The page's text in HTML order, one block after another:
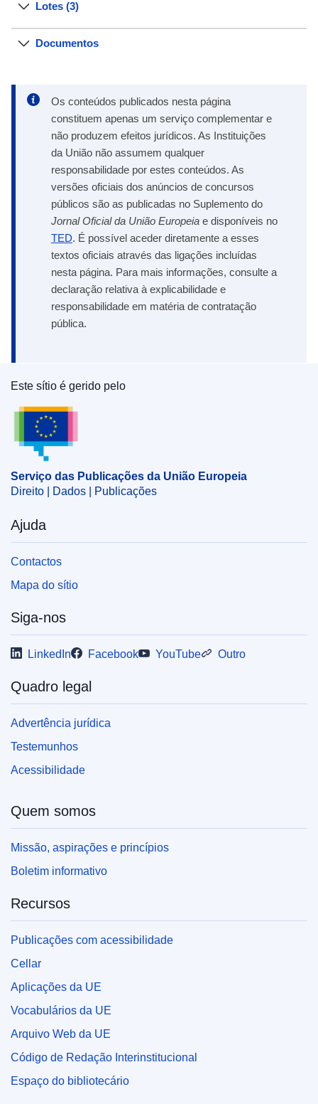
Lotes (3)
Documentos
Os conteúdos publicados nesta página
constituem apenas um serviço complementar e
não produzem efeitos jurídicos. As Instituições
da União não assumem qualquer
responsabilidade por estes conteúdos. As
versões oficiais dos anúncios de concursos
públicos são as publicadas no Suplemento do
Jornal Oficial da União Europeia e disponíveis no
TED. É possível aceder diretamente a esses
textos oficiais através das ligações incluídas
nesta página. Para mais informações, consulte a
declaração relativa à explicabilidade e
responsabilidade em matéria de contratação
pública.
Serviço das Publicações da União Europeia
Este sítio é gerido pelo
Serviço das Publicações da União Europeia
Direito | Dados | Publicações
Ajuda
Contactos
Mapa do sítio
Siga-nos
LinkedIn Facebook YouTube Outro
Quadro legal
Advertência jurídica
Testemunhos
Acessibilidade
Quem somos
Missão, aspirações e princípios
Boletim informativo
Recursos
Publicações com acessibilidade
Cellar
Aplicações da UE
Vocabulários da UE
Arquivo Web da UE
Código de Redação Interinstitucional
Espaço do bibliotecário